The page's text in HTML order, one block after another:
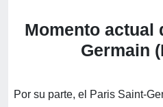
Momento actual
Germain
Por su parte, el Paris Saint-